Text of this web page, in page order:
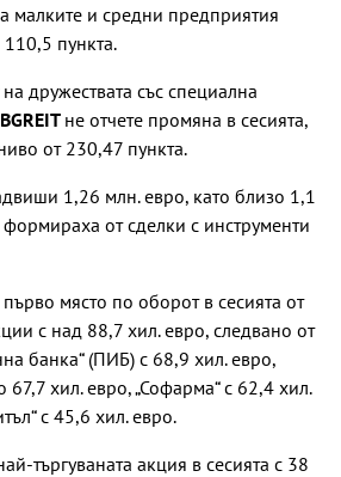
малките и средни предприятия
пункта.
дружествата със специална
BGREIT не отчете промяна в сесията,
от 230,47 пункта.
1,26 млн. евро, като близо 1,1
от сделки с инструменти
първо място по оборот в сесията от
с над 88,7 хил. евро, следвано от
банка“ (ПИБ) с 68,9 хил. евро,
67,7 хил. евро, „Софарма“ с 62,4 хил.
с 45,6 хил. евро.
търгуваната акция в сесията с 38